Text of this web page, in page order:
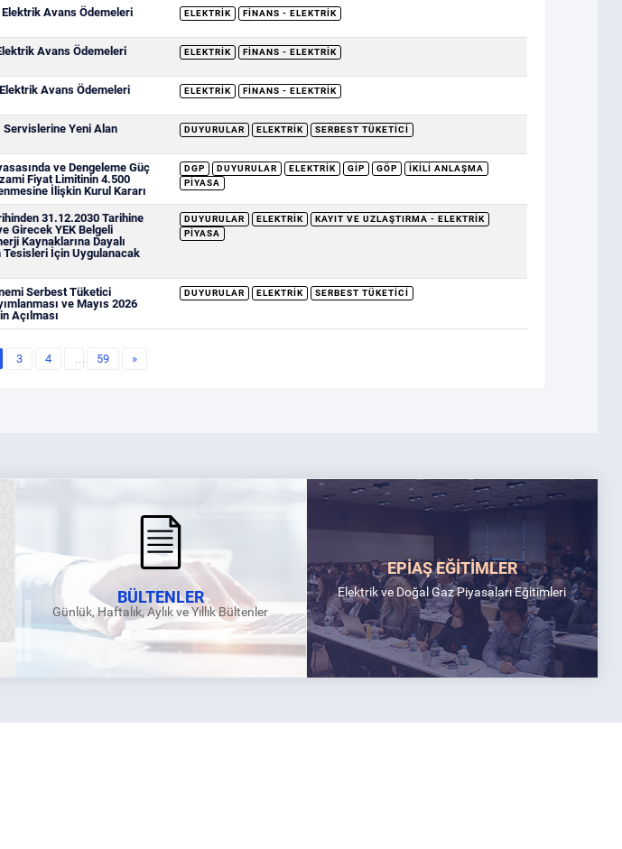
Elektrik Avans Ödemeleri
ELEKTRIK FINANS - ELEKTRIK
Avans Ödemeleri
ELEKTRIK FINANS - ELEKTRIK
Avans Ödemeleri
ELEKTRIK FINANS - ELEKTRIK
Servislerine Yeni Alan
DUYURULAR ELEKTRIK SERBEST TÜKETICI
ve Dengeleme Güç
Fiyat Limitinin 4.500
İlişkin Kurul Kararı
DGP DUYURULAR ELEKTRIK GİP GÖP
İKILI ANLAŞMA
PIYASA
31.12.2030 Tarihine
Girecek YEK Belgeli
Kaynaklarına Dayalı
İçin Uygulanacak
DUYURULAR ELEKTRIK
KAYIT VE UZLAŞTIRMA - ELEKTRIK
PIYASA
Serbest Tüketici
ve Mayıs 2026
Açılması
DUYURULAR ELEKTRIK SERBEST TÜKETICI
3 4 … 59 »
BÜLTENLER
Günlük, Haftalık, Aylık ve Yıllık Bültenler
EPİAŞ EĞİTİMLER
Elektrik ve Doğal Gaz Piyasaları Eğitimleri